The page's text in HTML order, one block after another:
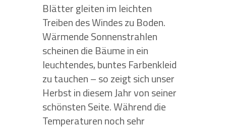
Blätter gleiten im leichten
Treiben des Windes zu Boden.
Wärmende Sonnenstrahlen
scheinen die Bäume in ein
leuchtendes, buntes Farbenkleid
zu tauchen – so zeigt sich unser
Herbst in diesem Jahr von seiner
schönsten Seite. Während die
Temperaturen noch sehr